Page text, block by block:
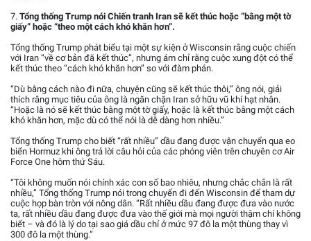
7. Tổng thống Trump nói Chiến tranh Iran sẽ kết thúc hoặc “bằng một tờ
giấy” hoặc “theo một cách khó khăn hơn”.
Tổng thống Trump phát biểu tại một sự kiện ở Wisconsin rằng cuộc chiến
với Iran “về cơ bản đã kết thúc”, nhưng ám chỉ rằng cuộc xung đột có thể
kết thúc theo “cách khó khăn hơn” so với đàm phán.
“Dù bằng cách nào đi nữa, chuyện cũng sẽ kết thúc thôi,” ông nói, giải
thích rằng mục tiêu của ông là ngăn chặn Iran sở hữu vũ khí hạt nhân.
“Hoặc là nó sẽ kết thúc bằng một tờ giấy, hoặc là kết thúc bằng một cách
khó khăn hơn, mặc dù có thể nói là dễ dàng hơn nhiều.”
Tổng thống Trump cho biết “rất nhiều” dầu đang được vận chuyển qua eo
biển Hormuz khi ông trả lời câu hỏi của các phóng viên trên chuyên cơ Air
Force One hôm thứ Sáu.
“Tôi không muốn nói chính xác con số bao nhiêu, nhưng chắc chắn là rất
nhiều,” Tổng thống Trump nói trong chuyến đi đến Wisconsin để tham dự
cuộc họp bàn tròn với nông dân. “Rất nhiều dầu đang được đưa vào nước
ta, rất nhiều dầu đang được đưa vào thế giới mà mọi người thậm chí không
biết – và đó là lý do tại sao giá dầu chỉ ở mức 97 đô la một thùng thay vì
300 đô la một thùng.”